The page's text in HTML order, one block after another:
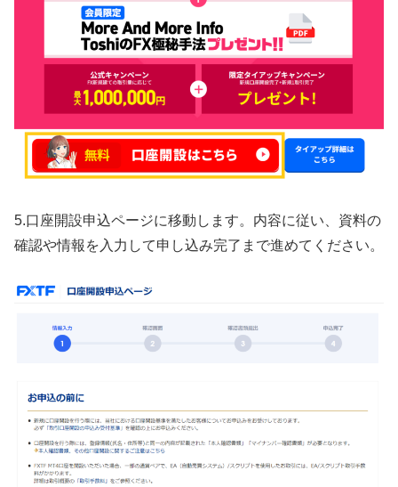
5.口座開設申込ページに移動します。内容に従い、資料の
確認や情報を入力して申し込み完了まで進めてください。